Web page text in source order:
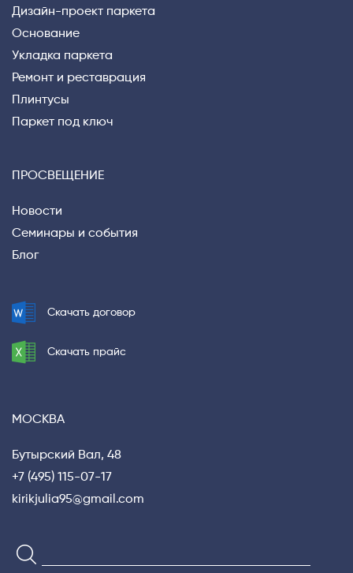
Дизайн-проект паркета
Основание
Укладка паркета
Ремонт и реставрация
Плинтусы
Паркет под ключ
ПРОСВЕЩЕНИЕ
Новости
Семинары и события
Блог
Скачать договор
Скачать прайс
МОСКВА
Бутырский Вал, 48
+7 (495) 115-07-17
kirikjulia95@gmail.com